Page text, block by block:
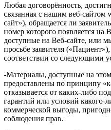
Любая договорённость,
связанная с нашим веб-сайтом
сайт»), обращается ли
номер которого появляется на
доступные на Веб-сайте, или
просьбе заявителя
соответствии со следующими
-Материалы, доступные на
предоставлены по принципу
отказывается от каких-либо
гарантий или условий какого-
коммерческой выгоды,
соблюдения прав.